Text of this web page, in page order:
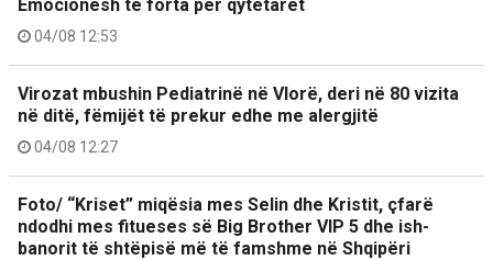
Emocionesh të forta për qytetarët
04/08 12:53
Virozat mbushin Pediatrinë në Vlorë, deri në 80 vizita
në ditë, fëmijët të prekur edhe me alergjitë
04/08 12:27
Foto/ “Kriset” miqësia mes Selin dhe Kristit, çfarë
ndodhi mes fitueses së Big Brother VIP 5 dhe ish-
banorit të shtëpisë më të famshme në Shqipëri